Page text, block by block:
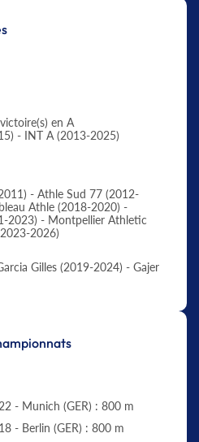
en A
- INT A (2013-2025)
- Athle Sud 77 (2012-
Athle (2018-2020) -
2023) - Montpellier Athletic
2026)
Gilles (2019-2024) - Gajer
- Munich (GER) : 800 m
- Berlin (GER) : 800 m